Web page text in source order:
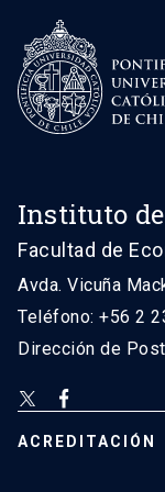
Instituto
Facultad de
Avda. Vicuña
Teléfono: +56 2
Dirección de
ACREDITACIÓN